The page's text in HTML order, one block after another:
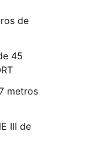
de
45
metros
III de